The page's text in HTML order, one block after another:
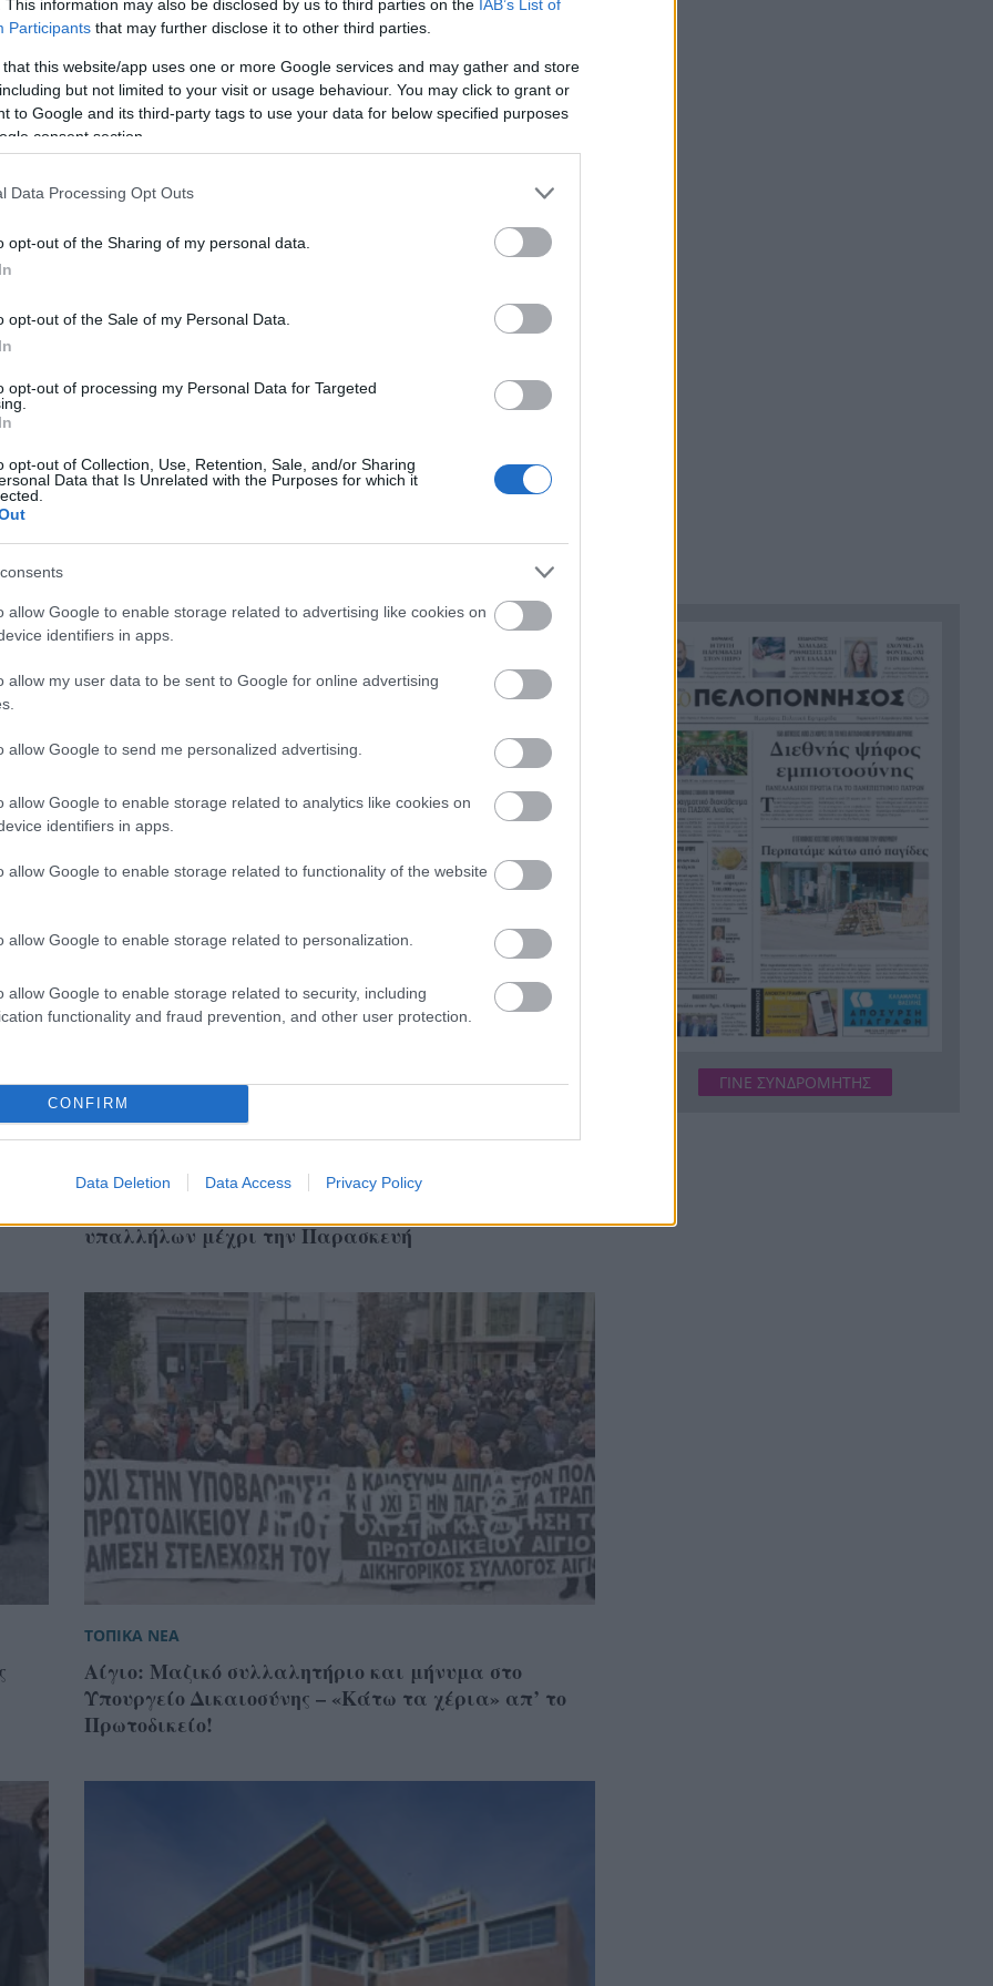
This information may also be disclosed by us to third parties on the IAB’s List of
Participants that may further disclose it to other third parties.
that this website/app uses one or more Google services and may gather and store
but not limited to your visit or usage behaviour. You may click to grant or
to Google and its third-party tags to use your data for below specified purposes
consent section.
Data Processing Opt Outs
opt-out of the Sharing of my personal data.
opt-out of the Sale of my Personal Data.
opt-out of processing my Personal Data for Targeted
opt-out of Collection, Use, Retention, Sale, and/or Sharing
Data that Is Unrelated with the Purposes for which it
allow Google to enable storage related to advertising like cookies on
identifiers in apps.
allow my user data to be sent to Google for online advertising
allow Google to send me personalized advertising.
allow Google to enable storage related to analytics like cookies on
identifiers in apps.
allow Google to enable storage related to functionality of the website
allow Google to enable storage related to personalization.
allow Google to enable storage related to security, including
functionality and fraud prevention, and other user protection.
CONFIRM
Data Deletion Data Access Privacy Policy
Στα «μαχαίρια» οι δικηγόροι των Καλαβρύτων και
ΤΟΠΙΚΑ ΝΕΑ
Αιγίου – Ικανοποίηση Δήμου Αιγιαλείας για τη
θετική εξέλιξη – Τι αναφέρει σε ανακοίνωση
ΑΧΑΪΑ
υπαλλήλων μέχρι την Παρασκευή
ΤΟΠΙΚΑ ΝΕΑ
Αίγιο: Μαζικό συλλαλητήριο και μήνυμα στο
Υπουργείο Δικαιοσύνης – «Κάτω τα χέρια» απ’ το
Πρωτοδικείο!
κυβερνήτρια της Fed Λίζα
Κουκ
Η μεγάλη ιστορία του
παπαγάλου που κλάπηκε το
2017 και βρέθηκε μετά από 9
χρόνια
Φρίκη στην Κρήτη: Τουρίστας
ρωτούσε πόσο να πληρώσει
για να ασελγήσει σε 10χρονο
Πιάστηκε στα πράσα με 106
συσκευασίες χασίς σε
προαύλιο σχολείου στο
Μαρούσι
Μαγνησία: «Aκυβέρνητο»
φορτηγό έκοψε στύλο
ΓΙΝΕ ΣΥΝΔΡΟΜΗΤΗΣ